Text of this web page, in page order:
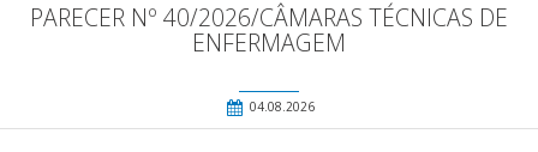
PARECER Nº 40/2026/CÂMARAS TÉCNICAS DE
ENFERMAGEM
04.08.2026